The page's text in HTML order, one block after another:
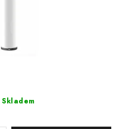
Skladem